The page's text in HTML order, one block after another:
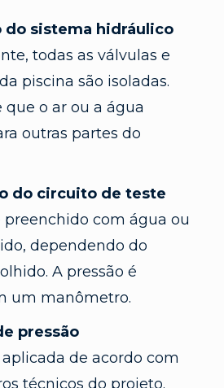
do sistema hidráulico
todas as válvulas e
piscina são isoladas.
que o ar ou a água
outras partes do
do circuito de teste
preenchido com água ou
dependendo do
A pressão é
um manômetro.
pressão
de acordo com
técnicos do projeto.